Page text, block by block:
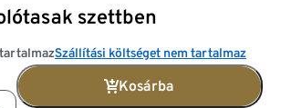
szettben
Szállítási költséget nem tartalmaz
Kosárba